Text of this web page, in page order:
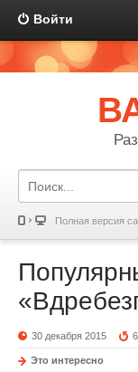
Войти
Полная версия
30 декабря 2015
Это интересно